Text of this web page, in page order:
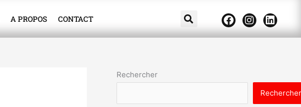
A PROPOS CONTACT
F
a
c
k
I
n
s
a
L
i
n
n
Rechercher
Rechercher